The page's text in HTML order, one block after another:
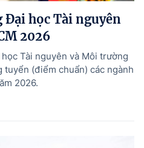
học Tài nguyên
2026
Tài nguyên và Môi trường
(điểm chuẩn) các ngành
2026.